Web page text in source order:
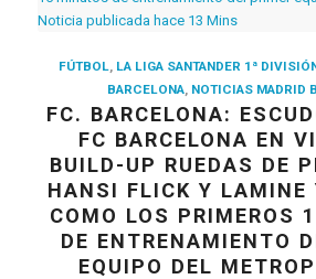
FÚTBOL, LA LIGA SANTANDER 1ª
BARCELONA, NOTICIAS MADRID
FC. BARCELONA:
FC BARCELONA EN
BUILD-UP RUEDAS DE
HANSI FLICK Y LAMINE
COMO LOS PRIMEROS
DE ENTRENAMIENTO
EQUIPO DEL